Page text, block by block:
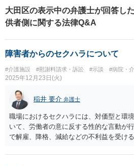
の役に立つこと
す。【後払いOK】
大田区の表示中の弁護士が回答し
供者側に関する法律Q&A
障害者からのセクハラについて
#介護施設 #慰謝料請求・訴訟 #示談 #病院・
2025年12月23日(火)
稲井 要介 弁護士
職場におけるセクハラには、対価型と環
いて、労働者の意に反する性的な言動が
で解雇、降格、減給などの不利益を受け
のとなったため、労働者の能力の発揮に